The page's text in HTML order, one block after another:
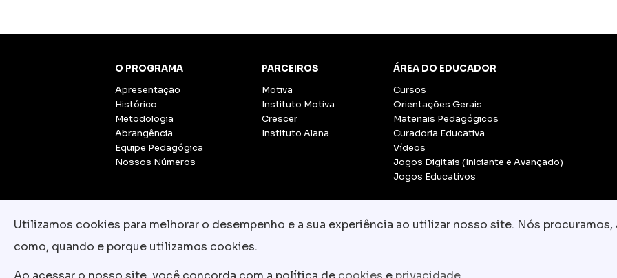
O PROGRAMA
Apresentação
Histórico
Metodologia
Abrangência
Equipe Pedagógica
Nossos Números
PARCEIROS
Motiva
Instituto Motiva
Crescer
Instituto Alana
ÁREA DO EDUCADOR
Cursos
Orientações Gerais
Materiais Pedagógicos
Curadoria Educativa
Vídeos
Jogos Digitais (Iniciante e Avançado)
Jogos Educativos
Termos e Condições de Uso
Utilizamos cookies para melhorar o desempenho e a sua experiência ao utilizar nosso site. Nós
como, quando e porque utilizamos cookies.